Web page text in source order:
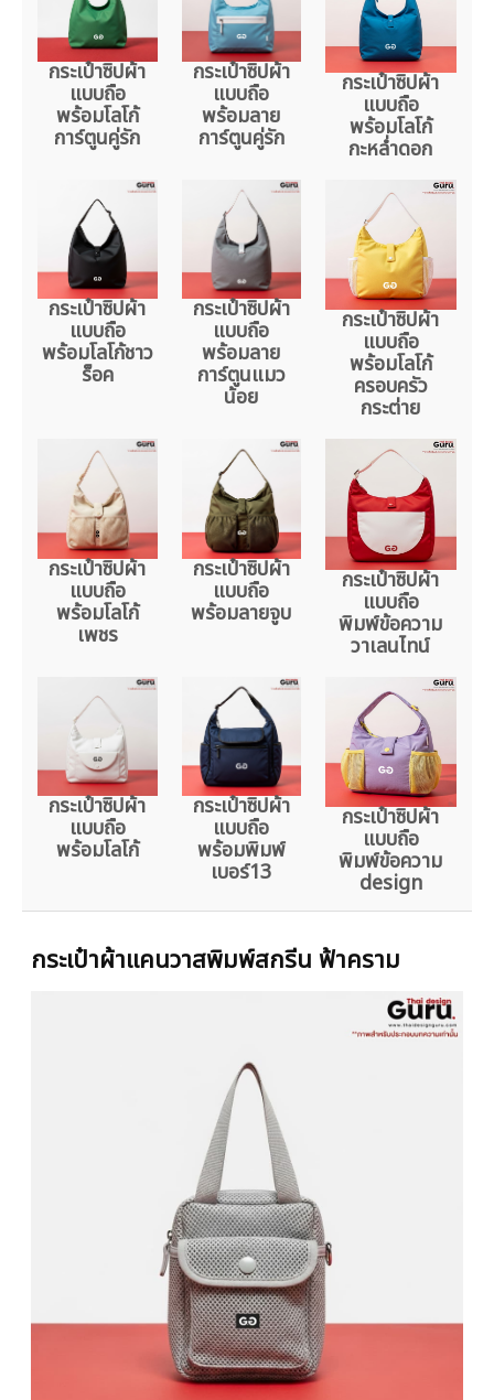
กระเป๋าซิปผ้า
แบบถือ
พร้อมโลโก้
การ์ตูนคู่รัก
กระเป๋าซิปผ้า
แบบถือ
พร้อมลาย
การ์ตูนคู่รัก
กระเป๋าซิปผ้า
แบบถือ
พร้อมโลโก้
กะหล่ำดอก
กระเป๋าซิปผ้า
แบบถือ
พร้อมโลโก้ชาว
ร็อค
กระเป๋าซิปผ้า
แบบถือ
พร้อมลาย
การ์ตูนแมว
น้อย
กระเป๋าซิปผ้า
แบบถือ
พร้อมโลโก้
ครอบครัว
กระต่าย
กระเป๋าซิปผ้า
แบบถือ
พร้อมโลโก้
เพชร
กระเป๋าซิปผ้า
แบบถือ
พร้อมลายจูบ
กระเป๋าซิปผ้า
แบบถือ
พิมพ์ข้อความ
วาเลนไทน์
กระเป๋าซิปผ้า
แบบถือ
พร้อมโลโก้
กระเป๋าซิปผ้า
แบบถือ
พร้อมพิมพ์
เบอร์13
กระเป๋าซิปผ้า
แบบถือ
พิมพ์ข้อความ
design
กระเป๋าผ้าแคนวาสพิมพ์สกรีน ฟ้าคราม